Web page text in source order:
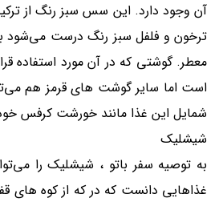
آن وجود دارد. این سس سبز رنگ از
ترخون و فلفل سبز رنگ درست می‌شود
معطر. گوشتی که در آن مورد استفاده
است اما سایر گوشت های قرمز هم
شمایل این غذا مانند خورشت کرفس
شیشلیک
به توصیه سفر باتو ، شیشلیک را
غذاهایی دانست که در که از کوه های